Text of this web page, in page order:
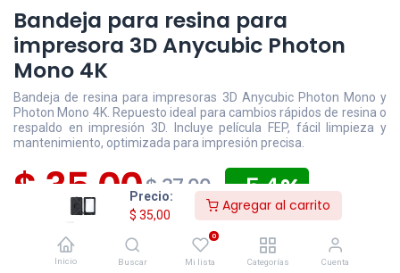
Precio:
$ 35,00
Agregar al carrito
Inicio Buscar
0
Mi lista Categorías Cuenta
Bandeja para resina para
impresora 3D Anycubic Photon
Mono 4K
Bandeja de resina para impresoras 3D Anycubic Photon Mono y
Photon Mono 4K. Repuesto ideal para cambios rápidos de resina o
respaldo en impresión 3D. Incluye película FEP, fácil limpieza y
mantenimiento, optimizada para impresión precisa.
$ 35,00$37,00 - 5,4
Precio exclusivo sitio web